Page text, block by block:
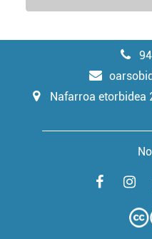
Nafarroa etorbidea